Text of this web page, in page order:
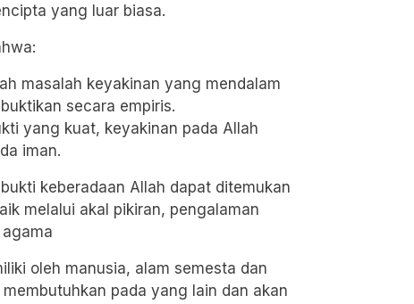
yang luar biasa.
masalah keyakinan yang mendalam
secara empiris.
yang kuat, keyakinan pada Allah
iman.
keberadaan Allah dapat ditemukan
melalui akal pikiran, pengalaman
oleh manusia, alam semesta dan
pada yang lain dan akan